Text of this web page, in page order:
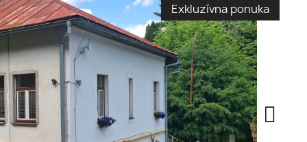
Exkluzívna ponuka